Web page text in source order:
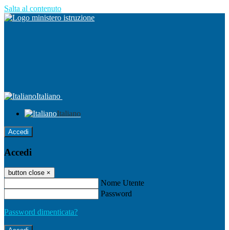
Salta al contenuto
Italiano
Italiano
Accedi
Accedi
button close ×
Nome Utente
Password
Password dimenticata?